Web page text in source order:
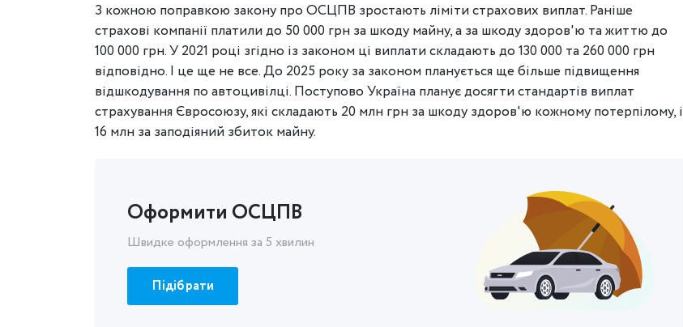
З кожною поправкою закону про ОСЦПВ зростають ліміти страхових виплат. Раніше
страхові компанії платили до 50 000 грн за шкоду майну, а за шкоду здоров'ю та життю до
100 000 грн. У 2021 році згідно із законом ці виплати складають до 130 000 та 260 000 грн
відповідно. І це ще не все. До 2025 року за законом планується ще більше підвищення
відшкодування по автоцивілці. Поступово Україна планує досягти стандартів виплат
страхування Євросоюзу, які складають 20 млн грн за шкоду здоров'ю кожному потерпілому, і
16 млн за заподіяний збиток майну.
Оформити ОСЦПВ
Швидке оформлення за 5 хвилин
Підібрати